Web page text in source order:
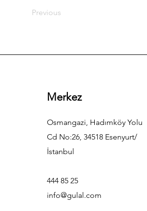
Previous
Merkez
Osmangazi, Hadımköy Yolu
Cd No:26, 34518 Esenyurt/
İstanbul
444 85 25
info@gulal.com